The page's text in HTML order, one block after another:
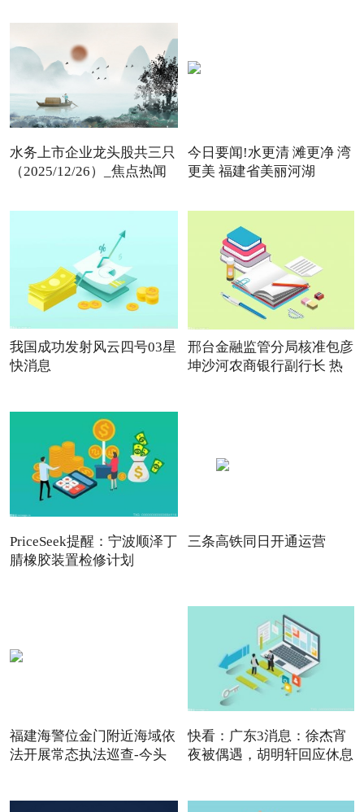
水务上市企业龙头股共三只
（2025/12/26）_焦点热闻
今日要闻!水更清 滩更净 湾
更美 福建省美丽河湖
我国成功发射风云四号03星
快消息
邢台金融监管分局核准包彦
坤沙河农商银行副行长 热
PriceSeek提醒：宁波顺泽丁
腈橡胶装置检修计划
三条高铁同日开通运营
福建海警位金门附近海域依
法开展常态执法巡查-今头
快看：广东3消息：徐杰宵
夜被偶遇，胡明轩回应休息